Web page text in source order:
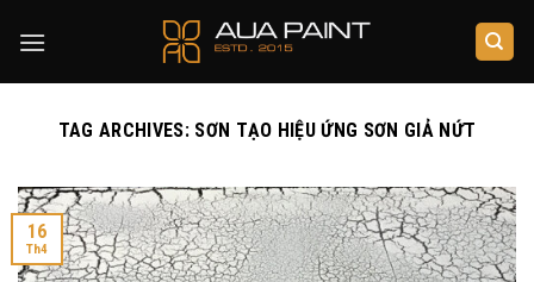
TAG ARCHIVES: SƠN TẠO HIỆU ỨNG SƠN GIẢ NỨT
16
Th4